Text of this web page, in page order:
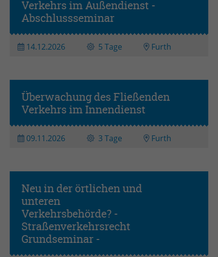
Verkehrs im Außendienst -
Abschlussseminar
14.12.2026 5 Tage Furth
Überwachung des Fließenden
Verkehrs im Innendienst
09.11.2026 3 Tage Furth
Neu in der örtlichen und
unteren
Verkehrsbehörde? -
Straßenverkehrsrecht
Grundseminar -